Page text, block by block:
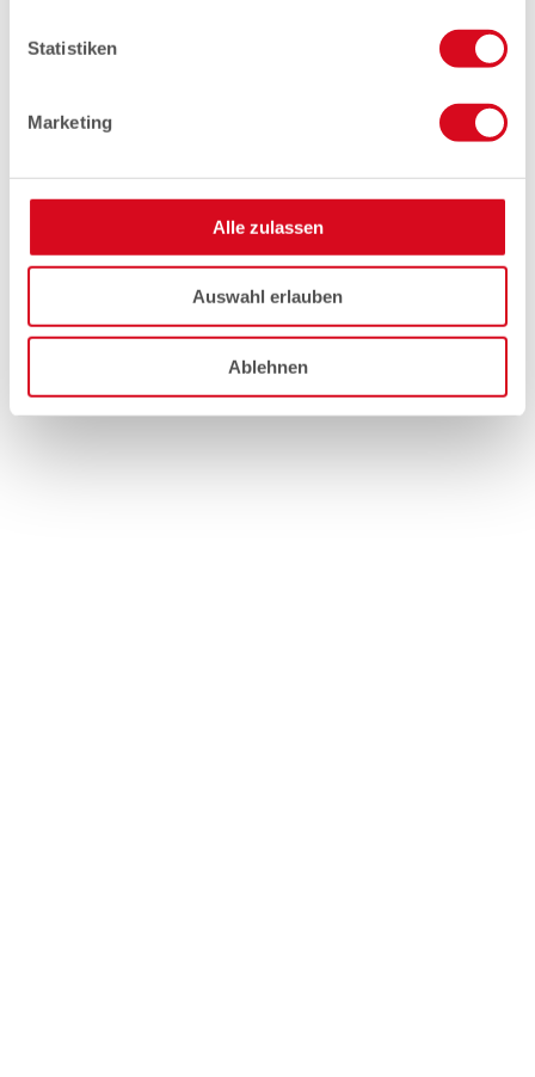
Statistiken
Marketing
Alle zulassen
Auswahl erlauben
Ablehnen